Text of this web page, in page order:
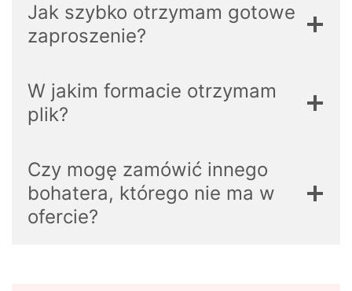
Jak szybko otrzymam gotowe
zaproszenie?
W jakim formacie otrzymam
plik?
Czy mogę zamówić innego
bohatera, którego nie ma w
ofercie?